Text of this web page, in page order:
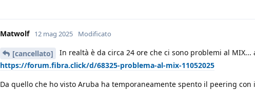
Matwolf 12 mag 2025 Modificato
[cancellato]
In realtà è da circa 24 ore che ci sono problemi al
https://forum.fibra.click/d/68325-problema-al-mix-11052025
Da quello che ho visto Aruba ha temporaneamente spento il peering con